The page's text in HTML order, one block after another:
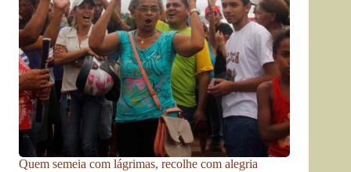
Quem semeia com lágrimas, recolhe com alegria